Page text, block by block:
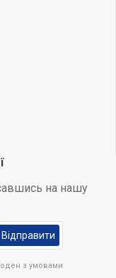
на нашу
Відправити
з умовами